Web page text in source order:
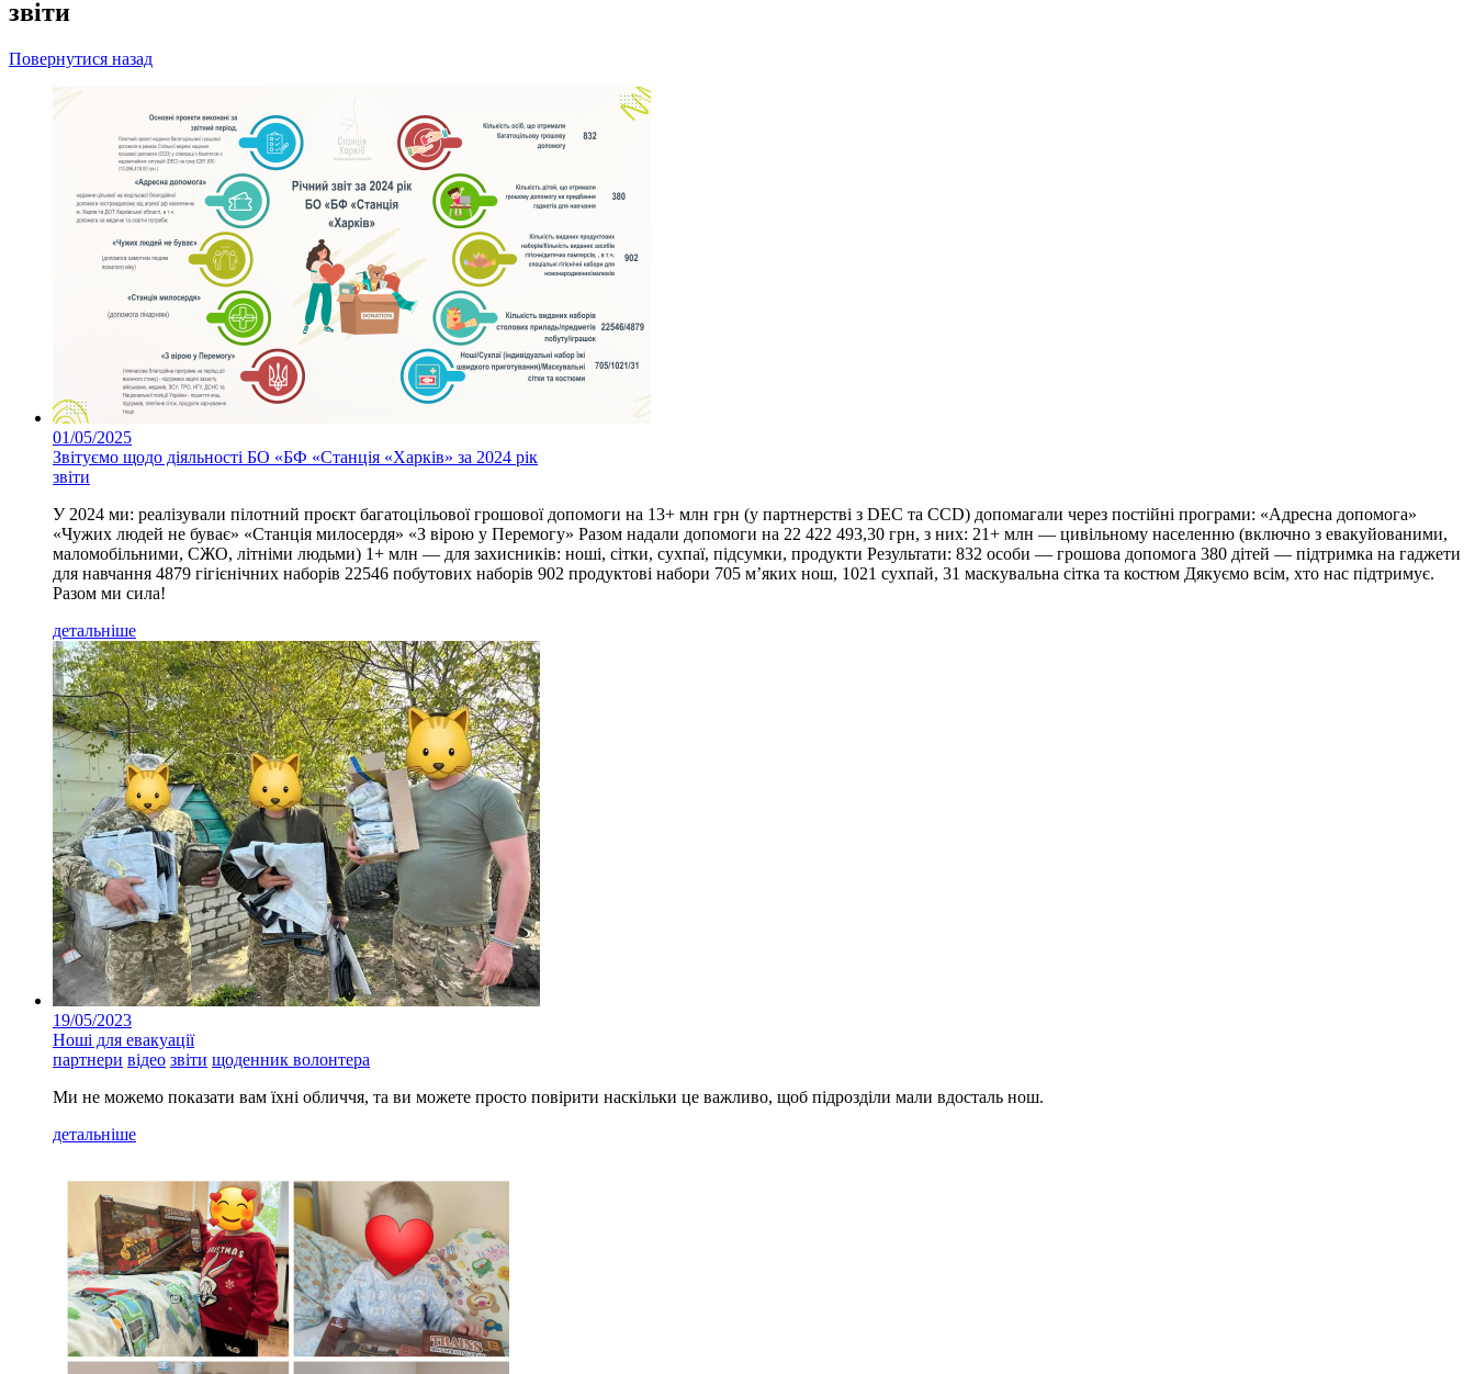
звіти
Повернутися назад
01/05/2025
Звітуємо щодо діяльності БО «БФ «Станція «Харків» за 2024 рік
звіти
У 2024 ми: реалізували пілотний проєкт багатоцільової грошової допомоги на 13+ млн грн (у партнерстві з DEC та CCD) допомагали через постійні програми: «Адресна допомога»
«Чужих людей не буває» «Станція милосердя» «З вірою у Перемогу» Разом надали допомоги на 22 422 493,30 грн, з них: 21+ млн — цивільному населенню (включно з евакуйованими,
маломобільними, СЖО, літніми людьми) 1+ млн — для захисників: ноші, сітки, сухпаї, підсумки, продукти Результати: 832 особи — грошова допомога 380 дітей — підтримка на гаджети
для навчання 4879 гігієнічних наборів 22546 побутових наборів 902 продуктові набори 705 мʼяких нош, 1021 сухпай, 31 маскувальна сітка та костюм Дякуємо всім, хто нас підтримує.
Разом ми сила!
детальніше
19/05/2023
Ноші для евакуації
партнери відео звіти щоденник волонтера
Ми не можемо показати вам їхні обличчя, та ви можете просто повірити наскільки це важливо, щоб підрозділи мали вдосталь нош.
детальніше